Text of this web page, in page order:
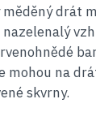
drát
mohou na
skvrny.